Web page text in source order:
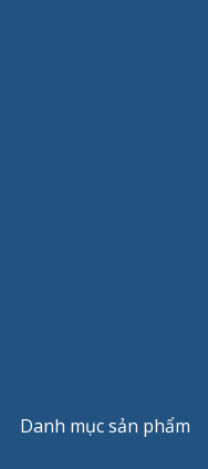
Danh mục sản phẩm